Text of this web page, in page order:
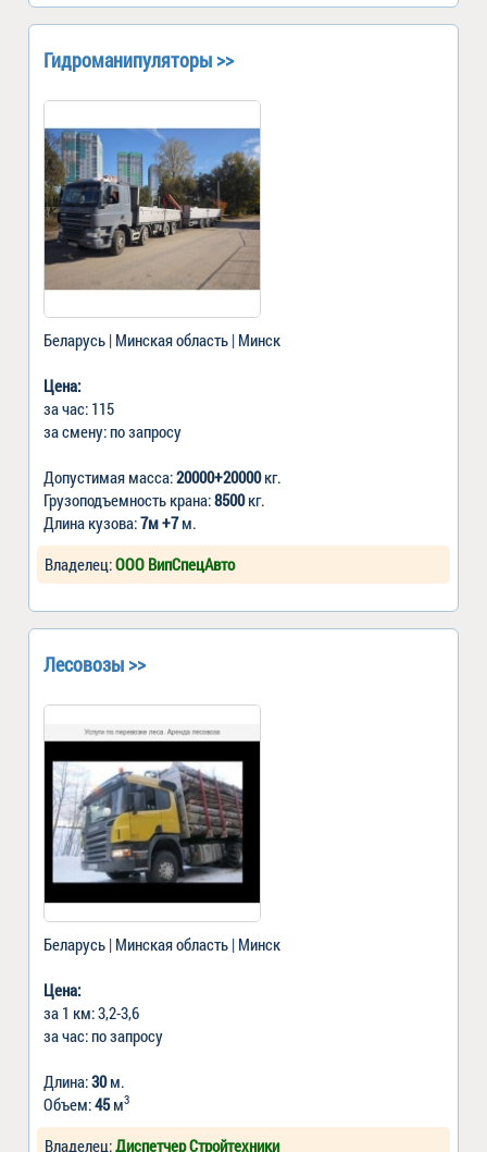
Гидроманипуляторы >>
Беларусь | Минская область | Минск
Цена:
за час: 115
за смену: по запросу
Допустимая масса:20000+20000кг.
Грузоподъемность крана:8500кг.
Длина кузова:7м +7м.
Владелец:ООО ВипСпецАвто
Лесовозы >>
Беларусь | Минская область | Минск
Цена:
за 1 км: 3,2-3,6
за час: по запросу
Длина:30м.
Объем:45м3
Владелец:Диспетчер Стройтехники